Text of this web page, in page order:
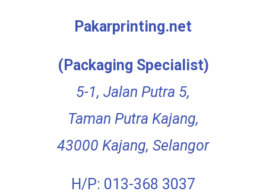
Pakarprinting.net
(Packaging Specialist)
5-1, Jalan Putra 5,
Taman Putra Kajang,
43000 Kajang, Selangor
H/P: 013-368 3037